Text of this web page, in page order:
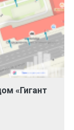
«Гигант